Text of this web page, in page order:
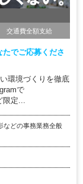
交通費全額支給
たでご応募くださ
環境づくりを徹底
で
定...
などの事務業務全般